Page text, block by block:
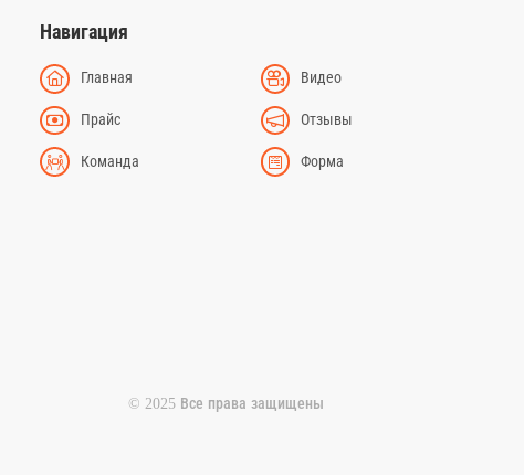
Навигация
Главная Видео
Прайс Отзывы
Команда Форма
© 2025 Все права защищены